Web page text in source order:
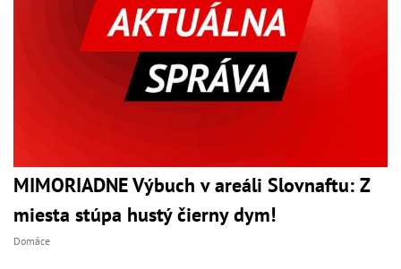
MIMORIADNE Výbuch v areáli Slovnaftu: Z
miesta stúpa hustý čierny dym!
Domáce